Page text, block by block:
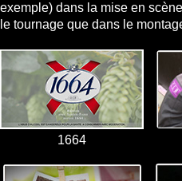
exemple) dans la mise en
le tournage que dans le
1664